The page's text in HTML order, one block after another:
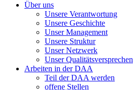
Über uns
Unsere Verantwortung
Unsere Geschichte
Unser Management
Unsere Struktur
Unser Netzwerk
Unser Qualitätsversprechen
Arbeiten in der DAA
Teil der DAA werden
offene Stellen